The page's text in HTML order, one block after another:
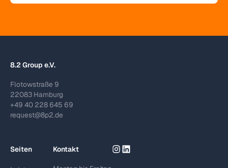
8.2 Group e.V.
Flotowstraße 9
22083 Hamburg
+49 40 228 645 69
request@8p2.de
Seiten Kontakt